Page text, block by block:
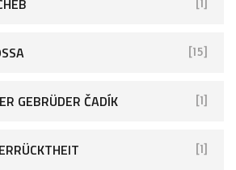
[1]
[15]
GEBRÜDER ČADÍK [1]
[1]